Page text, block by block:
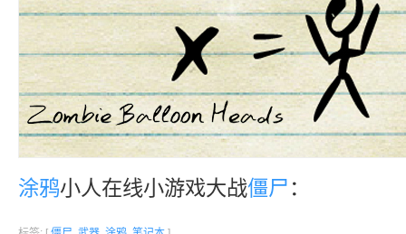
涂鸦小人在线小游戏大战僵尸 ：